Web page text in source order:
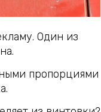
Один из
пропорциями